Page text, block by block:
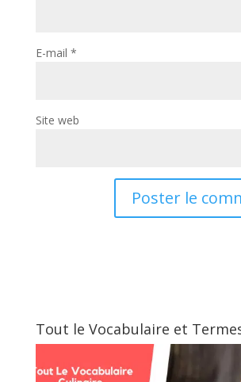
E-mail *
Site web
Tout le Vocabulaire et